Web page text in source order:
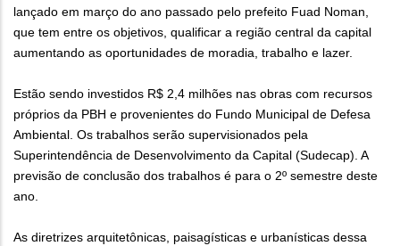
lançado em março do ano passado pelo prefeito Fuad Noman,
que tem entre os objetivos, qualificar a região central da capital
aumentando as oportunidades de moradia, trabalho e lazer.
Estão sendo investidos R$ 2,4 milhões nas obras com recursos
próprios da PBH e provenientes do Fundo Municipal de Defesa
Ambiental. Os trabalhos serão supervisionados pela
Superintendência de Desenvolvimento da Capital (Sudecap). A
previsão de conclusão dos trabalhos é para o 2º semestre deste
ano.
As diretrizes arquitetônicas, paisagísticas e urbanísticas dessa